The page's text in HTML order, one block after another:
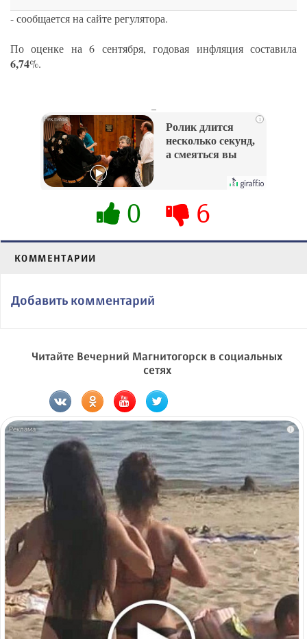
- сообщается на сайте регулятора.
По оценке на 6 сентября, годовая инфляция составила
6,74%.
i
Ролик длится
несколько секунд,
а смеяться вы
0 6
КОММЕНТАРИИ
Добавить комментарий
Читайте Вечерний Магнитогорск в социальных
сетях
i